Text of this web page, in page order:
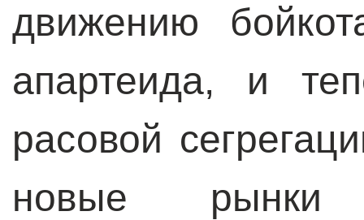
движению
апартеида, и
расовой
новые рынки